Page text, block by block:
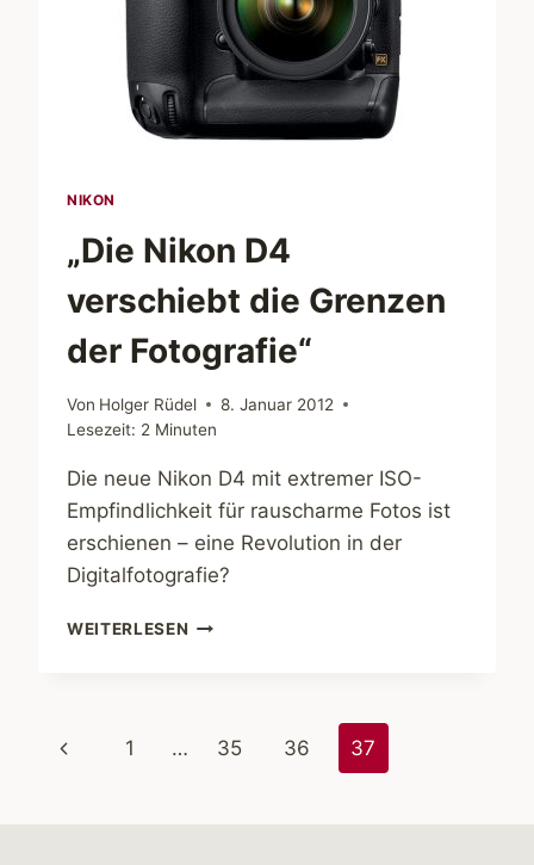
NIKON
„Die Nikon D4
verschiebt die Grenzen
der Fotografie“
Von Holger Rüdel
8. Januar 2012
Lesezeit: 2 Minuten
Die neue Nikon D4 mit extremer ISO-
Empfindlichkeit für rauscharme Fotos ist
erschienen – eine Revolution in der
Digitalfotografie?
WEITERLESEN „DIE
GRENZEN
Seitennavigation
Vorherige
1 … 35 36 37